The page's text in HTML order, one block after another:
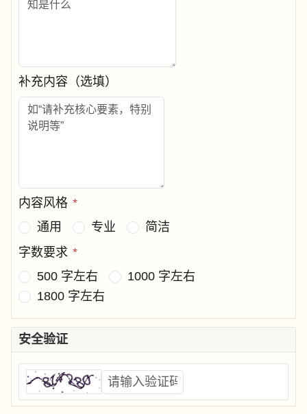
补充内容（选填）
内容风格 *
通用
专业
简洁
字数要求 *
500 字左右
1000 字左右
1800 字左右
安全验证